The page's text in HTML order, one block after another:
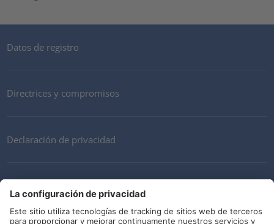
Datos de registro
Directrices y compromisos
Declaración de privacidad